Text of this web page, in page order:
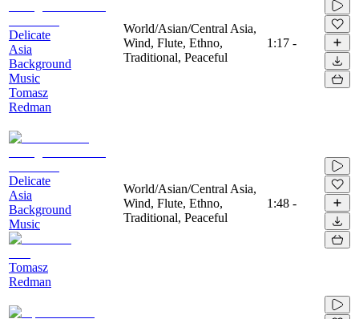
Delicate
Asia
Background
Music
Tomasz
Redman
World/Asian/Central Asia,
Wind, Flute, Ethno,
Traditional, Peaceful
1:17 -
Delicate
Asia
Background
Music
Tomasz
Redman
World/Asian/Central Asia,
Wind, Flute, Ethno,
Traditional, Peaceful
1:48 -